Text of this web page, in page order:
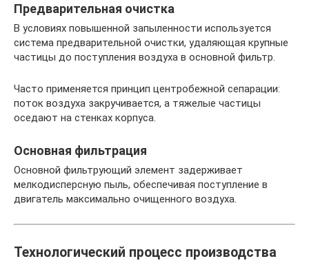
Предварительная очистка
В условиях повышенной запыленности используется
система предварительной очистки, удаляющая крупные
частицы до поступления воздуха в основной фильтр.
Часто применяется принцип центробежной сепарации:
поток воздуха закручивается, а тяжелые частицы
оседают на стенках корпуса.
Основная фильтрация
Основной фильтрующий элемент задерживает
мелкодисперсную пыль, обеспечивая поступление в
двигатель максимально очищенного воздуха.
Технологический процесс производства